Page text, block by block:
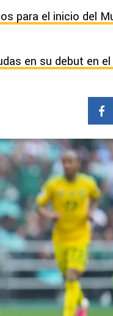
para el inicio del
en su debut en